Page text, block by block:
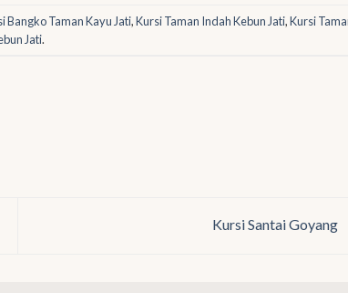
Bangko Taman Kayu Jati,Kursi Taman Indah Kebun Jati,Kursi
Jati.
Kursi Santai Goyang